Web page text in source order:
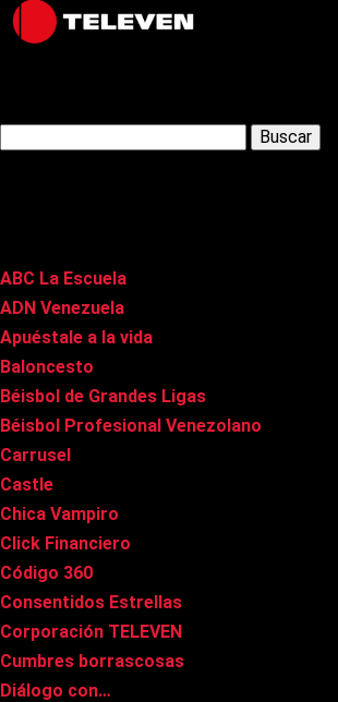
Latest Posts
ABC La Escuela
ADN Venezuela
Apuéstale a la vida
Baloncesto
Béisbol de Grandes Ligas
Béisbol Profesional Venezolano
Carrusel
Castle
Chica Vampiro
Click Financiero
Código 360
Consentidos Estrellas
Corporación TELEVEN
Cumbres borrascosas
Diálogo con…